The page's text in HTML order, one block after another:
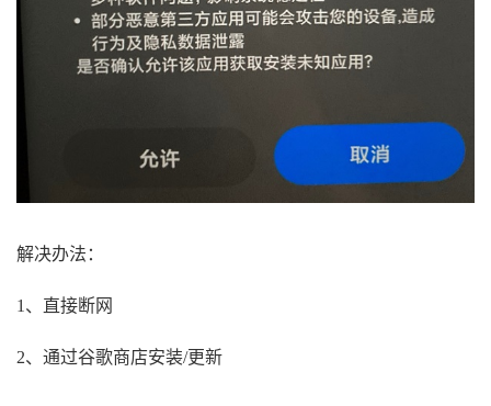
解决办法：
1、直接断网
2、通过谷歌商店安装/更新